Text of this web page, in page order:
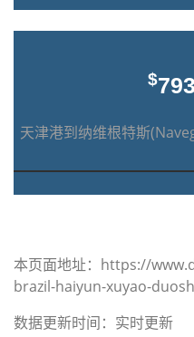
$
天津港到纳维根特斯
本页面地址：https://
brazil-haiyun-xuyao-
数据更新时间：实时更新